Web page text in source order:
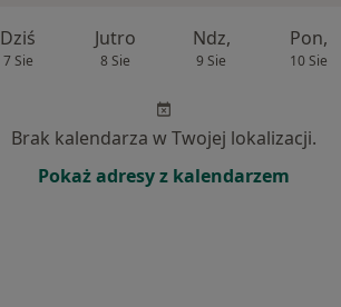
Dziś
7 Sie
Jutro
8 Sie
Ndz,
9 Sie
Pon,
10 Sie
Brak kalendarza w Twojej lokalizacji.
Pokaż adresy z kalendarzem